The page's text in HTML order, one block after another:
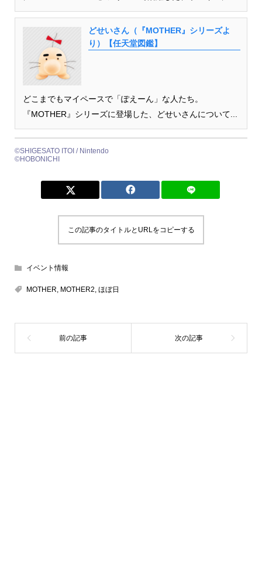
どせいさん（『MOTHER』シリーズよ
り）【任天堂図鑑】
どこまでもマイペースで「ぽえーん」な人たち。
『MOTHER』シリーズに登場した、どせいさんについて...
©SHIGESATO ITOI / Nintendo
©HOBONICHI
この記事のタイトルとURLをコピーする
イベント情報
MOTHER, MOTHER2, ほぼ日